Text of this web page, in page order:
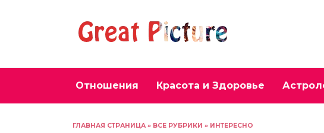
Отношения Красота и Здоровье
ГЛАВНАЯ СТРАНИЦА » ВСЕ РУБРИКИ » ИНТЕРЕСНО